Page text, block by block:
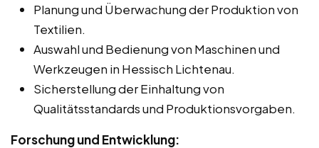
Planung und Überwachung der Produktion von
Textilien.
Auswahl und Bedienung von Maschinen und
Werkzeugen in Hessisch Lichtenau.
Sicherstellung der Einhaltung von
Qualitätsstandards und Produktionsvorgaben.
Forschung und Entwicklung: